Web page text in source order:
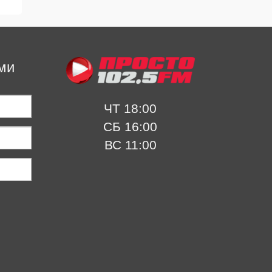
ЧТ 18:00
СБ 16:00
ВС 11:00